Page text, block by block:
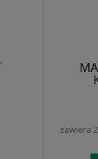
zawiera